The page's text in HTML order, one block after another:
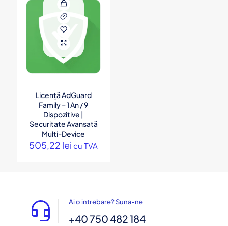
Licență AdGuard
Family – 1 An / 9
Dispozitive |
Securitate Avansată
Multi-Device
505,22 lei cu TVA
Ai o intrebare? Suna-ne
+40 750 482 184